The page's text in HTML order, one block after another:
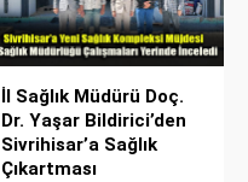
İl Sağlık Müdürü Doç.
Dr. Yaşar Bildirici’den
Sivrihisar’a Sağlık
Çıkartması